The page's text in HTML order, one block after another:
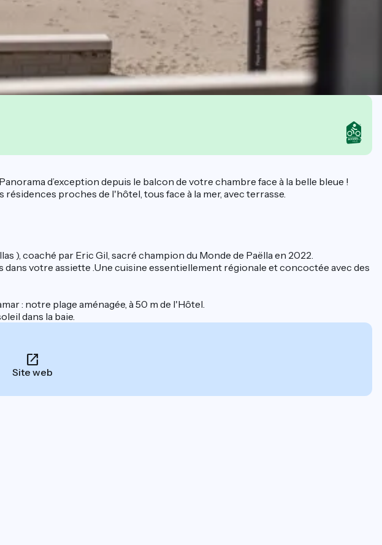
d’exception depuis le balcon de votre chambre face à la belle bleue !
proches de l'hôtel, tous face à la mer, avec terrasse.
), coaché par Eric Gil, sacré champion du Monde de Paëlla en 2022.
votre assiette .Une cuisine essentiellement régionale et concoctée avec des
: notre plage aménagée, à 50 m de l'Hôtel.
dans la baie.
Site web